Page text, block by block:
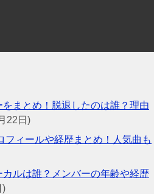
まとめ！脱退したのは誰？理由
22日)
フィールや経歴まとめ！人気曲も
ルは誰？メンバーの年齢や経歴
)